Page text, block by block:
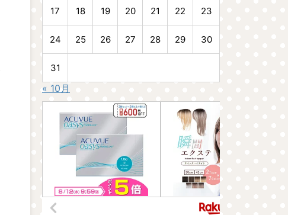
17 18 19 20 21 22 23
24 25 26 27 28 29 30
31
« 10月